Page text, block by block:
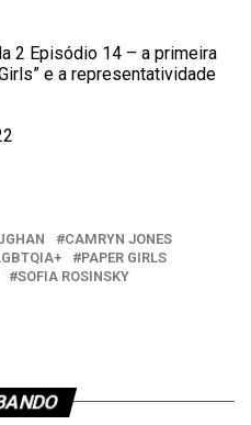
2 Episódio 14 – a primeira
e a representatividade
CAMRYN JONES
PAPER GIRLS
SOFIA ROSINSKY